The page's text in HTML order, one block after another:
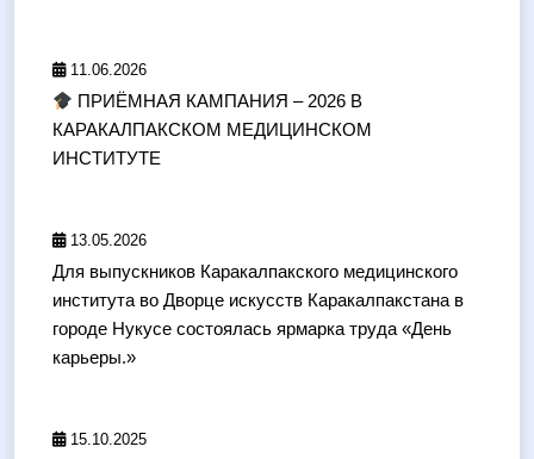
11.06.2026
ПРИЁМНАЯ КАМПАНИЯ – 2026 В
КАРАКАЛПАКСКОМ МЕДИЦИНСКОМ
ИНСТИТУТЕ
13.05.2026
Для выпускников Каракалпакского медицинского
института во Дворце искусств Каракалпакстана в
городе Нукусе состоялась ярмарка труда «День
карьеры.»
15.10.2025